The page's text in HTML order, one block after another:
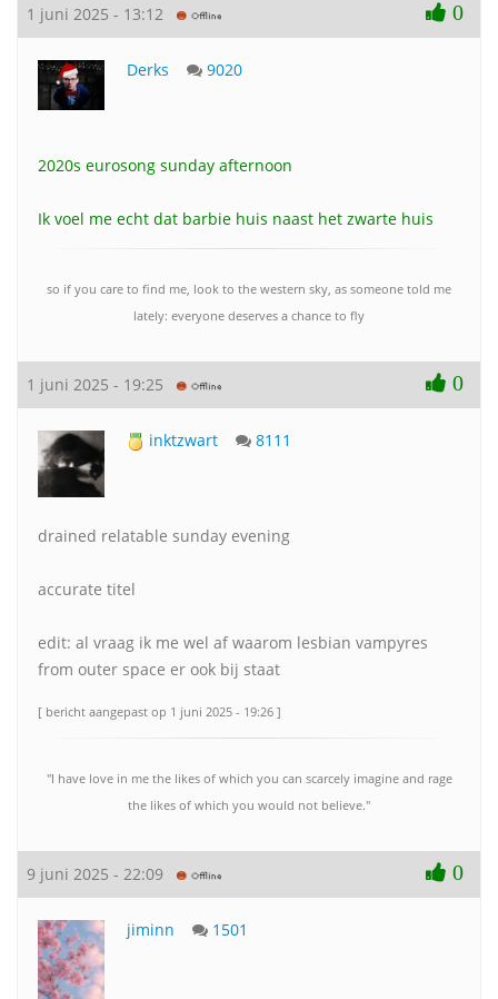
1 juni 2025 - 13:12 0
Derks 9020
2020s eurosong sunday afternoon
Ik voel me echt dat barbie huis naast het zwarte huis
so if you care to find me, look to the western sky, as someone told me
lately: everyone deserves a chance to fly
1 juni 2025 - 19:25 0
inktzwart 8111
drained relatable sunday evening
accurate titel
edit: al vraag ik me wel af waarom lesbian vampyres
from outer space er ook bij staat
[ bericht aangepast op 1 juni 2025 - 19:26 ]
"I have love in me the likes of which you can scarcely imagine and rage
the likes of which you would not believe."
9 juni 2025 - 22:09 0
jiminn 1501